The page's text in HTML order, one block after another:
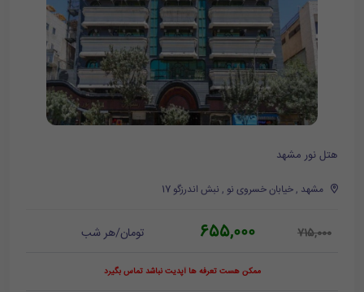
هتل نور مشهد
مشهد , خیابان خسروی نو , نبش اندرزگو 17
715,000
655,000 تومان/هر شب
ممکن هست تعرفه ها آپدیت نباشد تماس بگیرد